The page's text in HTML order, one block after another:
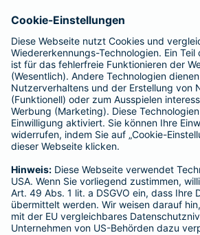
Barmenia ist Teil der
BELIEBTE SEITEN
Kranken-
Tierversicherungen
Hausratversicherung
Adresse ändern
Schaden melden
Serviceübersicht